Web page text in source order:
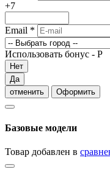
+7
Email *
Использовать бонус - Р
Нет
Да
отменить
Оформить
Базовые модели
Товар добавлен в